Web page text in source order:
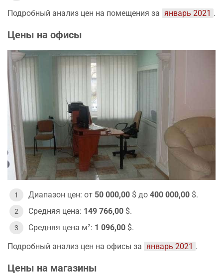
Подробный анализ цен на помещения за январь 2021 .
Цены на офисы
Диапазон цен: от 50 000,00 $ до 400 000,00 $.
Средняя цена: 149 766,00 $.
Средняя цена м²: 1 096,00 $.
Подробный анализ цен на офисы за январь 2021 .
Цены на магазины